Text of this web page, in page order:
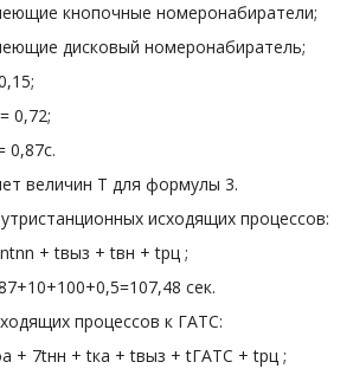
кнопочные номеронабиратели;
дисковый номеронабиратель;
0,72;
0,87с.
величин Т для формулы 3.
исходящих процессов:
+ tвыз + tвн + tрц ;
сек.
процессов к ГАТС:
+ 7tнн + tка + tвыз + tГАТС + tрц ;